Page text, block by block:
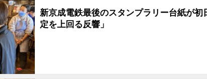
新京成電鉄最後のスタンプラリー台紙が
定を上回る反響」